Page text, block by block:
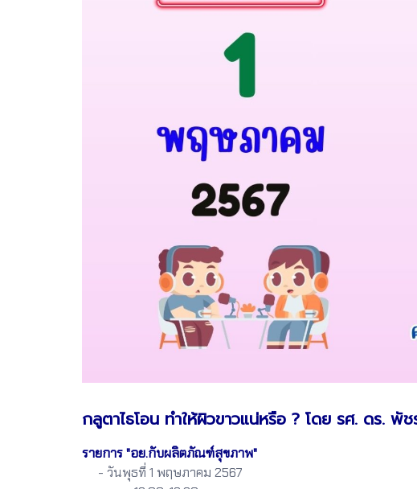
กลูตาไธโอน ทำให้ผิวขาวแน่หรือ ? โดย รศ. ดร.
รายการ "อย.กับผลิตภัณฑ์สุขภาพ"
- วันพุธที่ 1 พฤษภาคม 2567